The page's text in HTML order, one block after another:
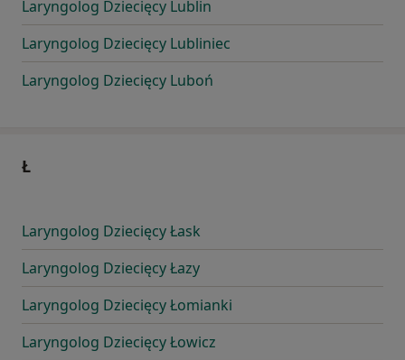
Laryngolog Dziecięcy Lublin
Laryngolog Dziecięcy Lubliniec
Laryngolog Dziecięcy Luboń
Ł
Laryngolog Dziecięcy Łask
Laryngolog Dziecięcy Łazy
Laryngolog Dziecięcy Łomianki
Laryngolog Dziecięcy Łowicz